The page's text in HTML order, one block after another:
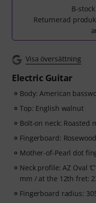
B-
Returnerad
Visa översättning
Electric Guitar
Body: American
Top: English walnut
Bolt-on neck: Roasted
Fingerboard: Rosewood
Mother-of-Pearl dot
Neck profile: AZ Oval
mm / at the 12th fret:
Fingerboard radius: